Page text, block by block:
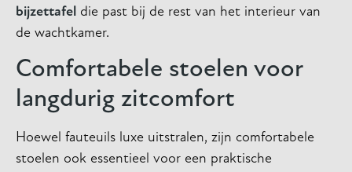
bijzettafel die past bij de rest van het interieur van
de wachtkamer.
Comfortabele stoelen voor
langdurig zitcomfort
Hoewel fauteuils luxe uitstralen, zijn comfortabele
stoelen ook essentieel voor een praktische